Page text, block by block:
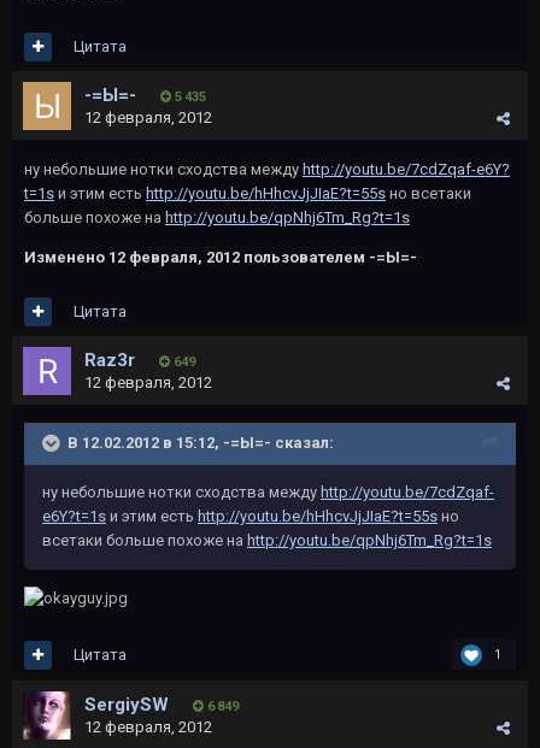
Цитата
-=Ы=- 5 435
12 февраля, 2012
ну небольшие нотки сходства между http://youtu.be/7cdZqaf-e6Y?
t=1s и этим есть http://youtu.be/hHhcvJjJIaE?t=55s но всетаки
больше похоже на http://youtu.be/qpNhj6Tm_Rg?t=1s
Изменено 12 февраля, 2012 пользователем -=Ы=-
Цитата
Raz3r 649
12 февраля, 2012
В 12.02.2012 в 15:12, -=Ы=- сказал:
ну небольшие нотки сходства между http://youtu.be/7cdZqaf-
e6Y?t=1s и этим есть http://youtu.be/hHhcvJjJIaE?t=55s но
всетаки больше похоже на http://youtu.be/qpNhj6Tm_Rg?t=1s
1
Цитата
SergiySW 6 849
12 февраля, 2012